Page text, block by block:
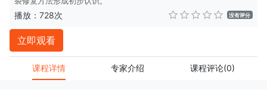
播放：728次 没有评分
立即观看
课程详情 专家介绍 课程评论(0)